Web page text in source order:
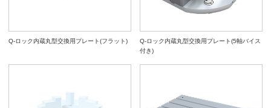
Q-ロック内蔵丸型交換用プレート(フラット)
Q-ロック内蔵丸型交換用プレート(5軸バイス
付き)